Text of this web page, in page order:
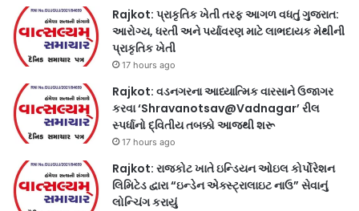
Rajkot: પ્રાકૃતિક ખેતી તરફ આગળ વધતું ગુજરાત:
આરોગ્ય, ધરતી અને પર્યાવરણ માટે લાભદાયક મેથીની
પ્રાકૃતિક ખેતી
17 hours ago
Rajkot: વડનગરના આધ્યાત્મિક વારસાને ઉજાગર
કરવા ‘Shravanotsav@Vadnagar’ રીલ
સ્પર્ધાનો દ્વિતીય તબક્કો આજથી શરૂ
17 hours ago
Rajkot: રાજકોટ ખાતે ઇન્ડિયન ઓઇલ કોર્પોરેશન
લિમિટેડ દ્વારા “ઇન્ડેન એક્સ્ટ્રાલાઇટ નાઉ” સેવાનું
લોન્ચિંગ કરાયું